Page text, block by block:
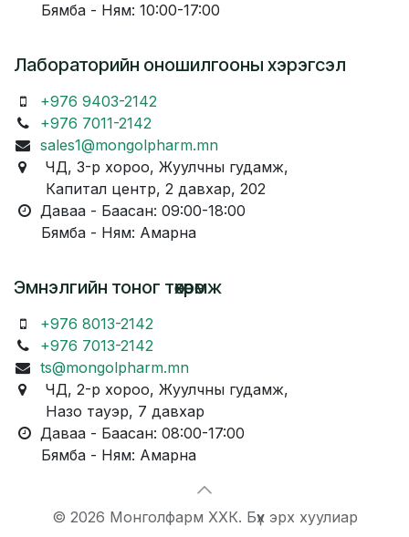
Бямба - Ням: 10:00-17:00
Лабораторийн оношилгооны хэрэгсэл
+976 9403-2142
+976 7011-2142
sales1@mongolpharm.mn
ЧД, 3-р хороо, Жуулчны гудамж,
Капитал центр, 2 давхар, 202
Даваа - Баасан: 09:00-18:00
Бямба - Ням: Амарна
Эмнэлгийн тоног төхөөрөмж
+976 8013-2142
+976 7013-2142
ts@mongolpharm.mn
ЧД, 2-р хороо, Жуулчны гудамж,
Назо тауэр, 7 давхар
Даваа - Баасан: 08:00-17:00
Бямба - Ням: Амарна
© 2026 Монголфарм ХХК. Бүх эрх хуулиар